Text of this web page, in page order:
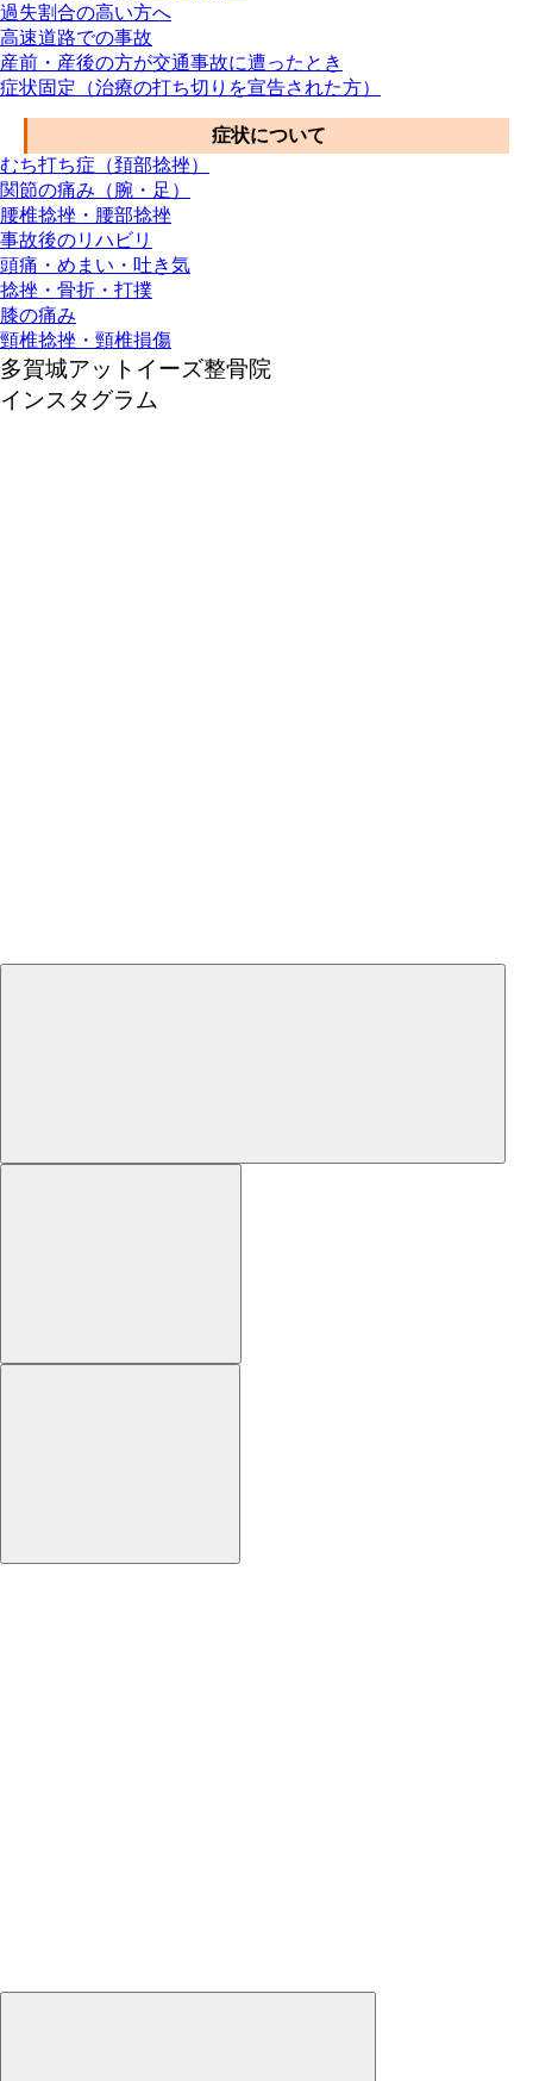
過失割合の高い方へ
高速道路での事故
産前・産後の方が交通事故に遭ったとき
症状固定（治療の打ち切りを宣告された方）
症状について
むち打ち症（頚部捻挫）
関節の痛み（腕・足）
腰椎捻挫・腰部捻挫
事故後のリハビリ
頭痛・めまい・吐き気
捻挫・骨折・打撲
膝の痛み
頸椎捻挫・頸椎損傷
多賀城アットイーズ整骨院
インスタグラム